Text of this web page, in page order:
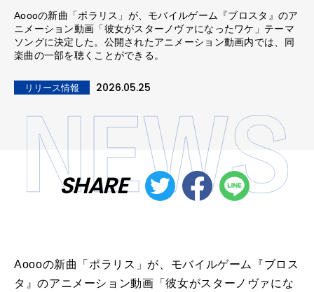
Aoooの新曲「ポラリス」が、モバイルゲーム『ブロスタ』のア
ニメーション動画「彼女がスターノヴァになったワケ」テーマ
ソングに決定した。公開されたアニメーション動画内では、同
楽曲の一部を聴くことができる。
リリース情報 2026.05.25
SHARE
Aoooの新曲「ポラリス」が、モバイルゲーム『ブロス
タ』のアニメーション動画「彼女がスターノヴァにな